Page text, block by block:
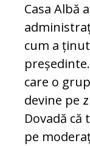
Casa Albă
cum a
care o
devine pe
Dovadă că
pe